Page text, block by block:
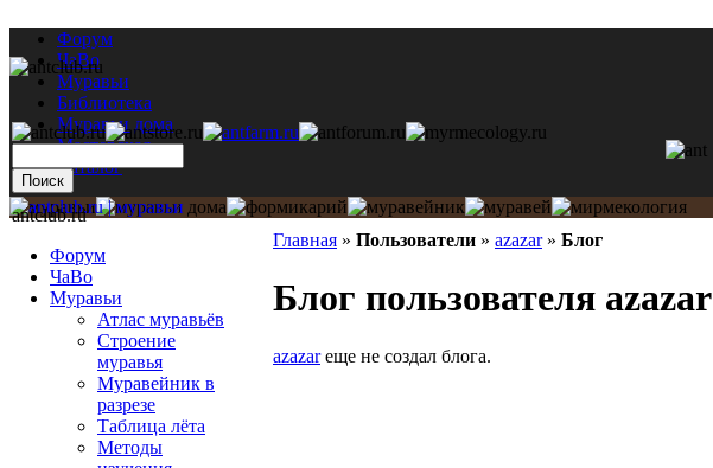
Форум
ЧаВо
Муравьи
Библиотека
Муравьи дома
Мастерская
Каталог
Главная » Пользователи » azazar» Блог
Блог пользователя azazar
azazarеще не создал блога.
antclub.ru
Форум
ЧаВо
Муравьи
Атлас муравьёв
Строение
муравья
Муравейник в
разрезе
Таблица лёта
Методы